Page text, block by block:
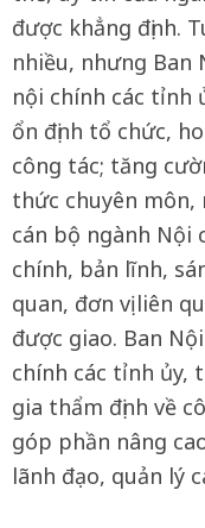
được khẳng định.
nhiều, nhưng Ban
nội chính các tỉnh
ổn định tổ chức,
công tác; tăng
thức chuyên môn,
cán bộ ngành Nội
chính, bản lĩnh,
quan, đơn vị liên
được giao. Ban
chính các tỉnh ủy,
gia thẩm định về
góp phần nâng
lãnh đạo, quản lý